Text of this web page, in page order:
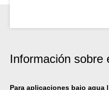
Información sobre
Para aplicaciones bajo agua